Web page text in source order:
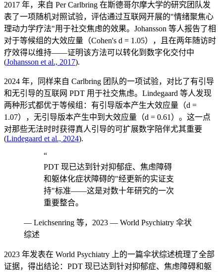
2017 年，来自 Per Carlbring 在斯德哥尔摩大学的研究团队发
表了一项随机对照试验，评估通过互联网开展的"情绪聚焦心
理动力学疗法"用于社交焦虑的效果。Johansson 等人报告了相
对于等候组的大效应量（Cohen's d = 1.05），且在两年随访时
疗效得以维持——证明该方法可以转化到数字化交付中
(Johansson et al., 2017).
2024 年，同样来自 Carlbring 团队的一项试验，对比了有引导
和无引导的互联网 PDT 用于社交焦虑。Lindegaard 等人发现
两种形式都优于等候组：有引导版本产生大效应量（d =
1.07），无引导版本产生中到大效应量（d = 0.61）。这一点
对那些无法时时获得真人引导的可扩展数字陪伴尤其重要
(Lindegaard et al., 2024).
“
PDT 现已达到针对抑郁症、焦虑障碍
和躯体化症状障碍的"经更新的实证支
持"标准——这是对数十年研究的一次
重要整合。
— Leichsenring 等，2023 — World Psychiatry 伞状
综述
2023 年发表在 World Psychiatry 上的一篇伞状综述梳理了全部
证据，得出结论：PDT 现已达到针对抑郁症、焦虑障碍和躯